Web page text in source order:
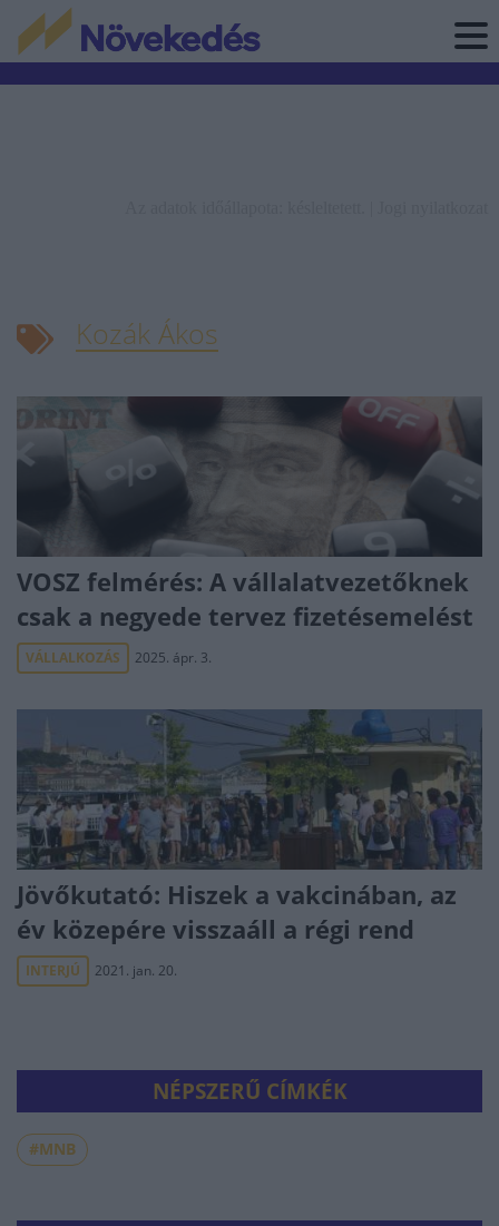
Kozák Ákos
VOSZ felmérés: A vállalatvezetőknek
csak a negyede tervez fizetésemelést
VÁLLALKOZÁS 2025. ápr. 3.
Jövőkutató: Hiszek a vakcinában, az
év közepére visszaáll a régi rend
INTERJÚ 2021. jan. 20.
NÉPSZERŰ CÍMKÉK
#MNB